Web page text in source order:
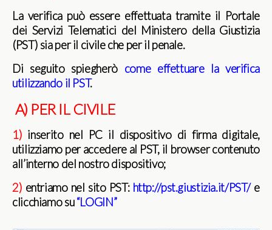
La verifica può essere effettuata tramite il Portale
dei Servizi Telematici del Ministero della Giustizia
(PST) sia per il civile che per il penale.
Di seguito spiegherò come effettuare la verifica
utilizzando il PST.
A) PER IL CIVILE
1) inserito nel PC il dispositivo di firma digitale,
utilizziamo per accedere al PST, il browser contenuto
all’interno del nostro dispositivo;
2) entriamo nel sito PST: http://pst.giustizia.it/PST/e
clicchiamo su“LOGIN”